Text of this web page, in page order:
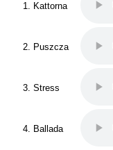
1. Kattorna
2. Puszcza
3. Stress
4. Ballada